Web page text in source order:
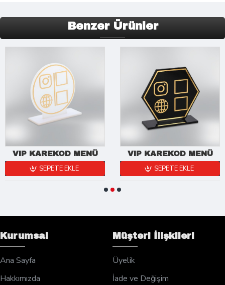
Benzer Ürünler
VIP KAREKOD MENÜ
SEPETE EKLE
VIP KAREKOD MENÜ
SEPETE EKLE
Kurumsal
Ana Sayfa
Hakkımızda
Müşteri İlişkileri
Üyelik
İade ve Değişim